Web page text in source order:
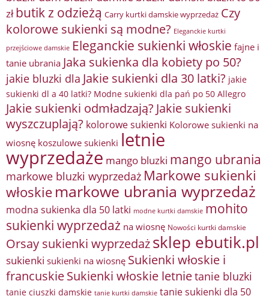
zł butik z odzieżą Carry kurtki damskie wyprzedaż Czy
kolorowe sukienki są modne? Eleganckie kurtki
przejściowe damskie Eleganckie sukienki włoskie fajne i
tanie ubrania Jaka sukienka dla kobiety po 50?
jakie bluzki dla Jakie sukienki dla 30 latki? jakie
sukienki dl a 40 latki? Modne sukienki dla pań po 50 Allegro
Jakie sukienki odmładzają? Jakie sukienki
wyszczuplają? kolorowe sukienki Kolorowe sukienki na
wiosnę koszulowe sukienki letnie
wyprzedaże mango bluzki mango ubrania
markowe bluzki wyprzedaż Markowe sukienki
włoskie markowe ubrania wyprzedaż
modna sukienka dla 50 latki modne kurtki damskie mohito
sukienki wyprzedaż na wiosnę Nowości kurtki damskie
Orsay sukienki wyprzedażsklep ebutik.pl
sukienki sukienki na wiosnę Sukienki włoskie i
francuskieSukienki włoskie letnietanie bluzki
tanie ciuszki damskie tanie kurtki damskie tanie sukienki dla 50